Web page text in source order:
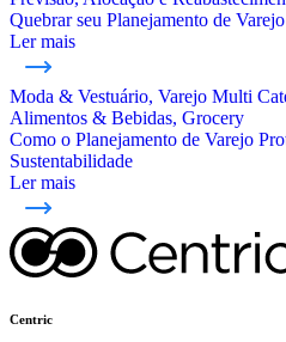
Quebrar seu Planejamento de Varejo
Ler mais
Moda & Vestuário, Varejo Multi
Alimentos & Bebidas, Grocery
Como o Planejamento de Varejo
Sustentabilidade
Ler mais
Centric